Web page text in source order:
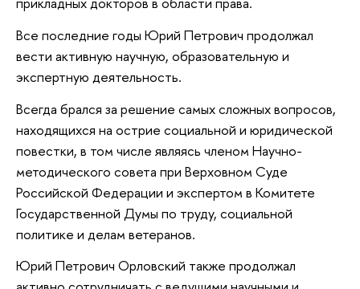
Все последние годы Юрий Петрович продолжал
вести активную научную, образовательную и
экспертную деятельность.
Всегда брался за решение самых сложных вопросов,
находящихся на острие социальной и юридической
повестки, в том числе являясь членом Научно-
методического совета при Верховном Суде
Российской Федерации и экспертом в Комитете
Государственной Думы по труду, социальной
политике и делам ветеранов.
Юрий Петрович Орловский также продолжал